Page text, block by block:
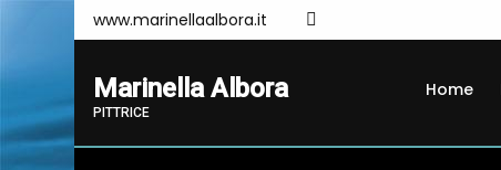
www.marinellaalbora.it
Marinella Albora
PITTRICE
Home